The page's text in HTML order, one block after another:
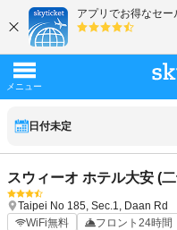
日付未定
スウィーオ ホテル大安 (
Taipei No 185, Sec.1, Daan Rd
WiFi無料
フロント24時間